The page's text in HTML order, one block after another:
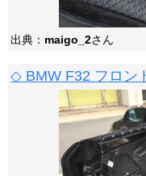
出典： maigo_2さん
◇ BMW F32 フロン